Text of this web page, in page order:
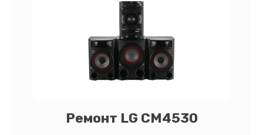
Ремонт LG CM4530